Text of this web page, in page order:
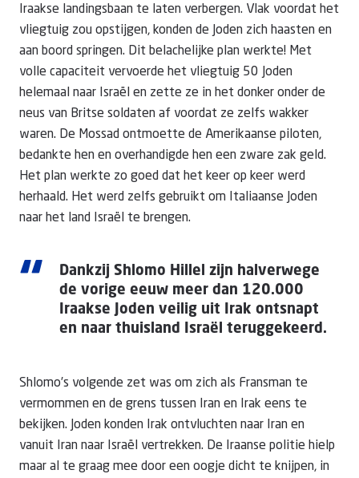
Iraakse landingsbaan te laten verbergen. Vlak voordat het
vliegtuig zou opstijgen, konden de Joden zich haasten en
aan boord springen. Dit belachelijke plan werkte! Met
volle capaciteit vervoerde het vliegtuig 50 Joden
helemaal naar Israël en zette ze in het donker onder de
neus van Britse soldaten af voordat ze zelfs wakker
waren. De Mossad ontmoette de Amerikaanse piloten,
bedankte hen en overhandigde hen een zware zak geld.
Het plan werkte zo goed dat het keer op keer werd
herhaald. Het werd zelfs gebruikt om Italiaanse Joden
naar het land Israël te brengen.
“
Dankzij Shlomo Hillel zijn halverwege
de vorige eeuw meer dan 120.000
Iraakse Joden veilig uit Irak ontsnapt
en naar thuisland Israël teruggekeerd.
Shlomo’s volgende zet was om zich als Fransman te
vermommen en de grens tussen Iran en Irak eens te
bekijken. Joden konden Irak ontvluchten naar Iran en
vanuit Iran naar Israël vertrekken. De Iraanse politie hielp
maar al te graag mee door een oogje dicht te knijpen, in